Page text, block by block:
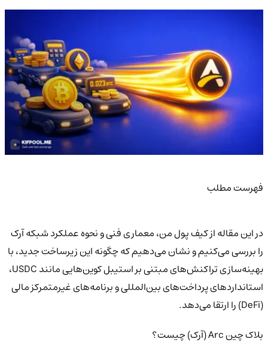
فهرست مطلب
در این مقاله از کیف پول من، معماری فنی و نحوه عملکرد شبکه آرک
را بررسی می‌کنیم و نشان می‌دهیم که چگونه این زیرساخت جدید، با
بهینه‌سازی تراکنش‌های مبتنی بر استیبل کوین‌هایی مانند USDC،
استانداردهای پرداخت‌های بین‌المللی و برنامه‌های غیرمتمرکز مالی
بلاک چین Arc (آرک) چیست؟